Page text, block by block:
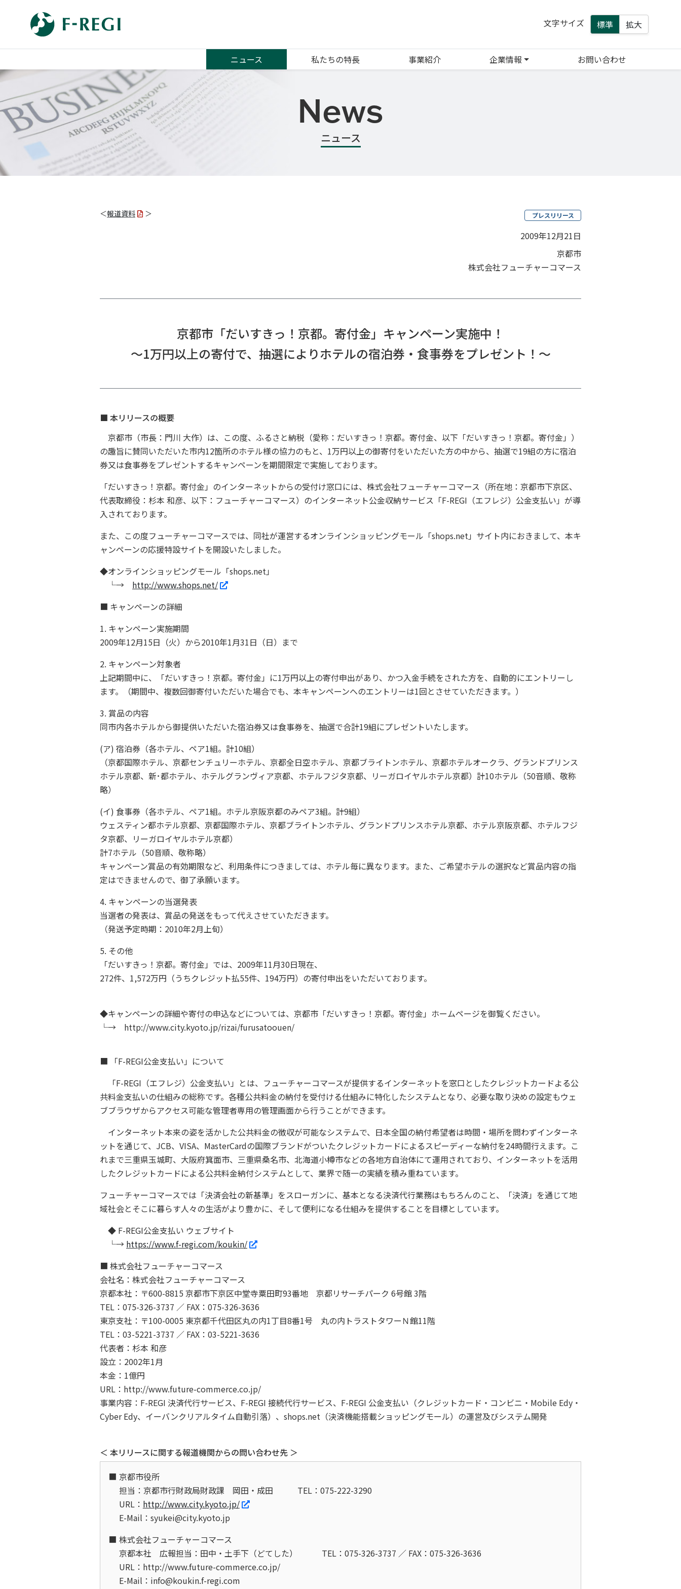
文字サイズ 標準 拡大
ニュース 私たちの特長 事業紹介 企業情報 お問い合わせ
News
ニュース
＜報道資料 ＞ プレスリリース
2009年12月21日
京都市
株式会社フューチャーコマース
京都市「だいすきっ！京都。寄付金」キャンペーン実施中！
～1万円以上の寄付で、抽選によりホテルの宿泊券・食事券をプレゼント！～
■ 本リリースの概要
京都市（市長：門川 大作）は、この度、ふるさと納税（愛称：だいすきっ！京都。寄付金、以下「だいすきっ！京都。寄付金」）
の趣旨に賛同いただいた市内12箇所のホテル様の協力のもと、1万円以上の御寄付をいただいた方の中から、抽選で19組の方に宿泊
券又は食事券をプレゼントするキャンペーンを期間限定で実施しております。
「だいすきっ！京都。寄付金」のインターネットからの受付け窓口には、株式会社フューチャーコマース（所在地：京都市下京区、
代表取締役：杉本 和彦、以下：フューチャーコマース）のインターネット公金収納サービス「F-REGI（エフレジ）公金支払い」が導
入されております。
また、この度フューチャーコマースでは、同社が運営するオンラインショッピングモール「shops.net」サイト内におきまして、本キ
ャンペーンの応援特設サイトを開設いたしました。
◆オンラインショッピングモール「shops.net」
└→ http://www.shops.net/
■ キャンペーンの詳細
1. キャンペーン実施期間
2009年12月15日（火）から2010年1月31日（日）まで
2. キャンペーン対象者
上記期間中に、「だいすきっ！京都。寄付金」に1万円以上の寄付申出があり、かつ入金手続をされた方を、自動的にエントリーし
ます。（期間中、複数回御寄付いただいた場合でも、本キャンペーンへのエントリーは1回とさせていただきます。）
3. 賞品の内容
同市内各ホテルから御提供いただいた宿泊券又は食事券を、抽選で合計19組にプレゼントいたします。
(ア) 宿泊券（各ホテル、ペア1組。計10組）
（京都国際ホテル、京都センチュリーホテル、京都全日空ホテル、京都ブライトンホテル、京都ホテルオークラ、グランドプリンス
ホテル京都、新･都ホテル、ホテルグランヴィア京都、ホテルフジタ京都、リーガロイヤルホテル京都）計10ホテル（50音順、敬称
略）
(イ) 食事券（各ホテル、ペア1組。ホテル京阪京都のみペア3組。計9組）
ウェスティン都ホテル京都、京都国際ホテル、京都ブライトンホテル、グランドプリンスホテル京都、ホテル京阪京都、ホテルフジ
タ京都、リーガロイヤルホテル京都）
計7ホテル（50音順、敬称略）
キャンペーン賞品の有効期限など、利用条件につきましては、ホテル毎に異なります。また、ご希望ホテルの選択など賞品内容の指
定はできませんので、御了承願います。
4. キャンペーンの当選発表
当選者の発表は、賞品の発送をもって代えさせていただきます。
（発送予定時期：2010年2月上旬）
5. その他
「だいすきっ！京都。寄付金」では、2009年11月30日現在、
272件、1,572万円（うちクレジット払55件、194万円）の寄付申出をいただいております。
◆キャンペーンの詳細や寄付の申込などについては、京都市「だいすきっ！京都。寄付金」ホームページを御覧ください。
└→ http://www.city.kyoto.jp/rizai/furusatoouen/
■ 「F-REGI公金支払い」について
「F-REGI（エフレジ）公金支払い」とは、フューチャーコマースが提供するインターネットを窓口としたクレジットカードよる公
共料金支払いの仕組みの総称です。各種公共料金の納付を受付ける仕組みに特化したシステムとなり、必要な取り決めの設定もウェ
ブブラウザからアクセス可能な管理者専用の管理画面から行うことができます。
インターネット本来の姿を活かした公共料金の徴収が可能なシステムで、日本全国の納付希望者は時間・場所を問わずインターネ
ットを通じて、JCB、VISA、MasterCardの国際ブランドがついたクレジットカードによるスピーディーな納付を24時間行えます。こ
れまで三重県玉城町、大阪府箕面市、三重県桑名市、北海道小樽市などの各地方自治体にて運用されており、インターネットを活用
したクレジットカードによる公共料金納付システムとして、業界で随一の実績を積み重ねています。
フューチャーコマースでは「決済会社の新基準」をスローガンに、基本となる決済代行業務はもちろんのこと、「決済」を通じて地
域社会とそこに暮らす人々の生活がより豊かに、そして便利になる仕組みを提供することを目標としています。
◆ F-REGI公金支払い ウェブサイト
└→ https://www.f-regi.com/koukin/
■ 株式会社フューチャーコマース
会社名：株式会社フューチャーコマース
京都本社：〒600-8815 京都市下京区中堂寺粟田町93番地 京都リサーチパーク 6号館 3階
TEL：075-326-3737 ／ FAX：075-326-3636
東京支社：〒100-0005 東京都千代田区丸の内1丁目8番1号 丸の内トラストタワーＮ館11階
TEL：03-5221-3737 ／ FAX：03-5221-3636
代表者：杉本 和彦
設立：2002年1月
本金：1億円
URL：http://www.future-commerce.co.jp/
事業内容：F-REGI 決済代行サービス、F-REGI 接続代行サービス、F-REGI 公金支払い（クレジットカード・コンビニ・Mobile Edy・
Cyber Edy、イーバンクリアルタイム自動引落）、shops.net（決済機能搭載ショッピングモール）の運営及びシステム開発
＜ 本リリースに関する報道機関からの問い合わせ先 ＞
京都市役所
担当：京都市行財政局財政課 岡田・成田
TEL：075-222-3290
URL： http://www.city.kyoto.jp/
E-Mail：syukei@city.kyoto.jp
株式会社フューチャーコマース
京都本社 広報担当：田中・土手下（どてした）
TEL：075-326-3737 ／ FAX：075-326-3636
URL：http://www.future-commerce.co.jp/
E-Mail：info@koukin.f-regi.com